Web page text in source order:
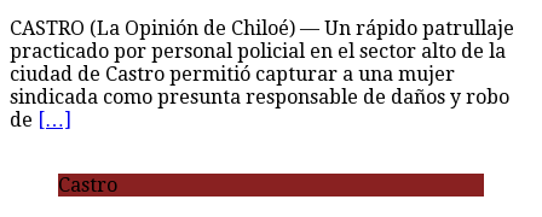
CASTRO (La Opinión de Chiloé) — Un rápido patrullaje
practicado por personal policial en el sector alto de la
ciudad de Castro permitió capturar a una mujer
sindicada como presunta responsable de daños y robo
de […]
Castro